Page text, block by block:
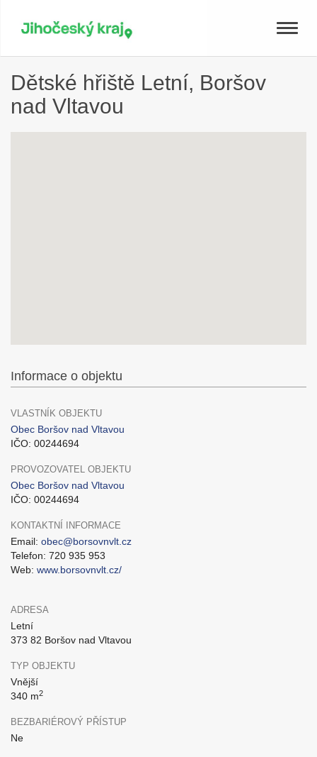
Toggle
Dětské hřiště Letní, Boršov
nad Vltavou
Informace o objektu
VLASTNÍK OBJEKTU
Obec Boršov nad Vltavou
IČO: 00244694
PROVOZOVATEL OBJEKTU
Obec Boršov nad Vltavou
IČO: 00244694
KONTAKTNÍ INFORMACE
Email: obec@borsovnvlt.cz
Telefon: 720 935 953
Web: www.borsovnvlt.cz/
ADRESA
Letní
373 82 Boršov nad Vltavou
TYP OBJEKTU
Vnější
340 m2
BEZBARIÉROVÝ PŘÍSTUP
Ne